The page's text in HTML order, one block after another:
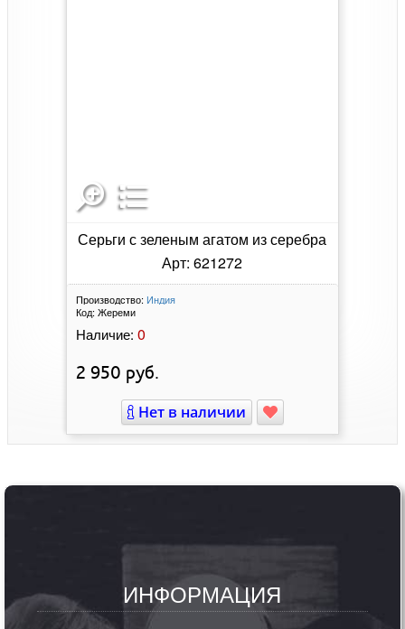
Серьги с зеленым агатом из серебра
Арт: 621272
Производство: Индия
Код: Жереми
Наличие: 0
2 950 руб.
Нет в наличии
ИНФОРМАЦИЯ